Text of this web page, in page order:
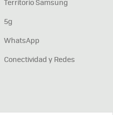
Territorio Samsung
5g
WhatsApp
Conectividad y Redes